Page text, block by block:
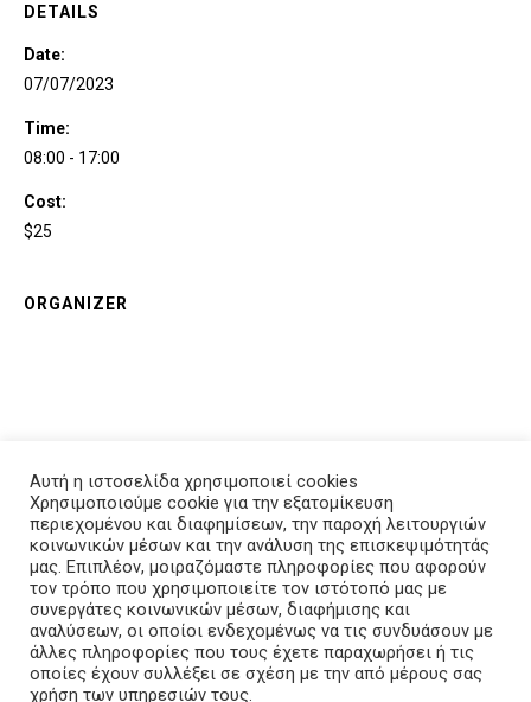
DETAILS
Date:
07/07/2023
Time:
08:00 - 17:00
Cost:
$25
ORGANIZER
VENUE
Greenhouse gas emissions
Αυτή η ιστοσελίδα χρησιμοποιεί cookies
Χρησιμοποιούμε cookie για την εξατομίκευση
περιεχομένου και διαφημίσεων, την παροχή λειτουργιών
κοινωνικών μέσων και την ανάλυση της επισκεψιμότητάς
μας. Επιπλέον, μοιραζόμαστε πληροφορίες που αφορούν
τον τρόπο που χρησιμοποιείτε τον ιστότοπό μας με
συνεργάτες κοινωνικών μέσων, διαφήμισης και
αναλύσεων, οι οποίοι ενδεχομένως να τις συνδυάσουν με
άλλες πληροφορίες που τους έχετε παραχωρήσει ή τις
οποίες έχουν συλλέξει σε σχέση με την από μέρους σας
χρήση των υπηρεσιών τους.